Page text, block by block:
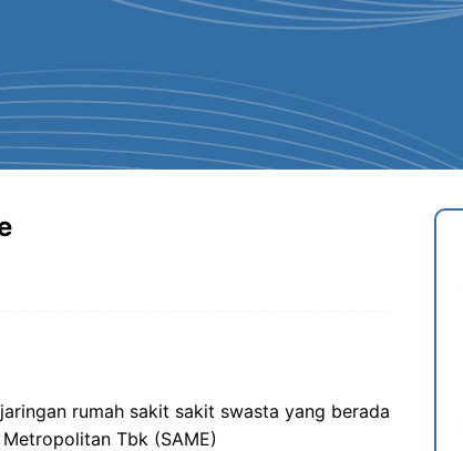
rumah sakit sakit swasta yang berada
Tbk (SAME)